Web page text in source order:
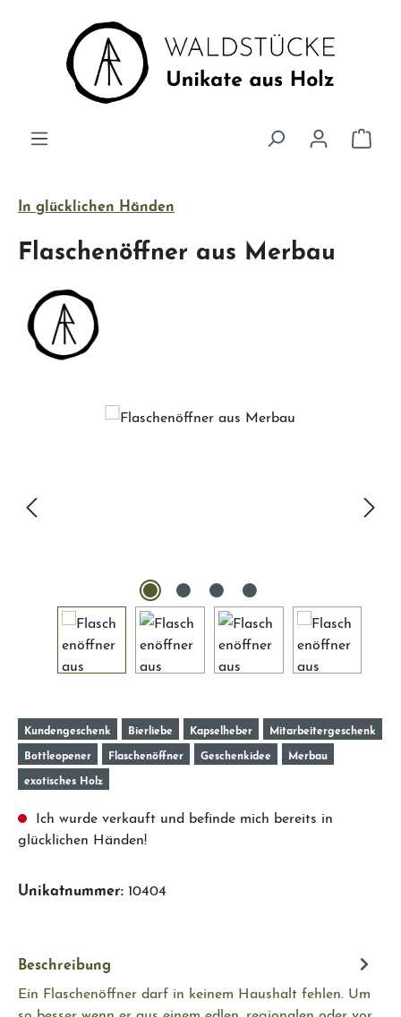
Zum Hauptinhalt springen
In glücklichen Händen
Flaschenöffner aus Merbau
Kundengeschenk Bierliebe Kapselheber
Mitarbeitergeschenk
Bottleopener
Flaschenöffner Geschenkidee
Merbau
exotisches Holz
Ich wurde verkauft und befinde mich bereits in
glücklichen Händen!
Unikatnummer: 10404
Beschreibung
Ein Flaschenöffner darf in keinem Haushalt fehlen. Um
so besser wenn er aus einem edlen, regionalen oder vor